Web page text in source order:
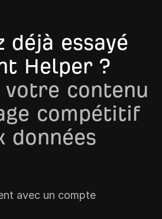
déjà essayé
Helper ?
votre contenu
compétitif
données
avec un compte